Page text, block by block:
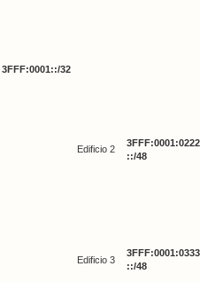
3FFF:0001::/32
Edificio 2
3FFF:0001:0222
::/48
Edificio 3
3FFF:0001:0333
::/48